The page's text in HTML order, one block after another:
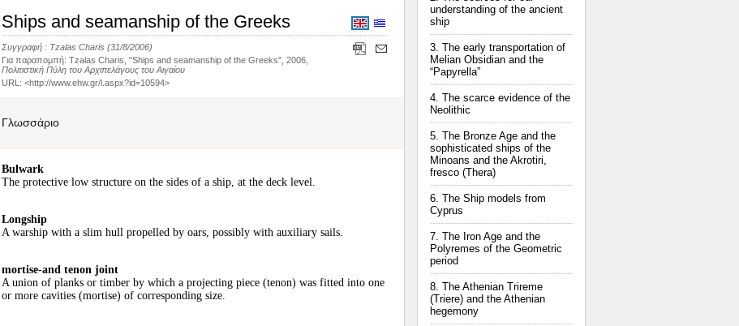
Ships and seamanship of the Greeks
Συγγραφή : Tzalas Charis (31/8/2006)
Για παραπομπή: Tzalas Charis, "Ships and seamanship of the Greeks", 2006,
Πολιτιστική Πύλη του Αρχιπελάγους του Αιγαίου
URL: <http://www.ehw.gr/l.aspx?id=10594>
Γλωσσάριο
Bulwark
The protective low structure on the sides of a ship, at the deck level.
Longship
A warship with a slim hull propelled by oars, possibly with auxiliary sails.
mortise-and tenon joint
A union of planks or timber by which a projecting piece (tenon) was fitted into one
or more cavities (mortise) of corresponding size.
understanding of the ancient
ship
3. The early transportation of
Melian Obsidian and the
“Papyrella”
4. The scarce evidence of the
Neolithic
5. The Bronze Age and the
sophisticated ships of the
Minoans and the Akrotiri,
fresco (Thera)
6. The Ship models from
Cyprus
7. The Iron Age and the
Polyremes of the Geometric
period
8. The Athenian Trireme
(Triere) and the Athenian
hegemony